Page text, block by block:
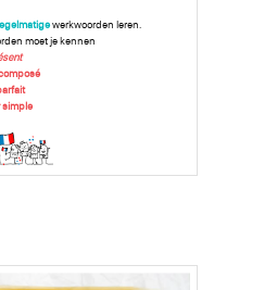
werkwoorden leren.
moet je kennen